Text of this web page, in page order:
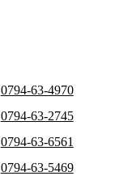
0794-63-4970
0794-63-2745
0794-63-6561
0794-63-5469